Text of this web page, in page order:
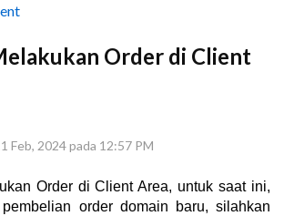
Order di Client
Feb, 2024 pada 12:57 PM
Order di Client Area, untuk saat ini,
order domain baru, silahkan